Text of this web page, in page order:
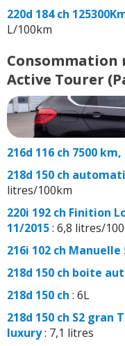
220d 184 ch
L/100km
Consommation
Active Tourer
216d 116 ch 7500
218d 150 ch
litres/100km
220i 192 ch Finition
11/2015: 6,8 litres/
216i 102 ch Manuelle
218d 150 ch boite
218d 150 ch : 6L
218d 150 ch S2 gran
luxury: 7,1 litres